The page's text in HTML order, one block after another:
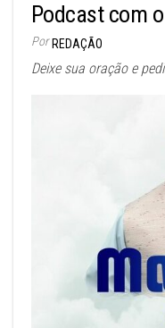
Podcast com
Por REDAÇÃO
Deixe sua oração e